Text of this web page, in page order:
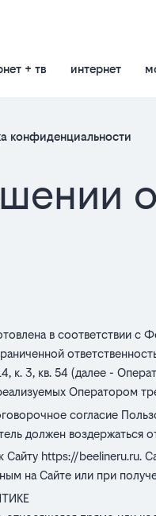
+ тв интернет
конфиденциальности
в соответствии
к. 3, кв. 54 (далее -
Оператором
согласие
должен воздержаться
Сайту https://beelineru.ru.
на Сайте или при